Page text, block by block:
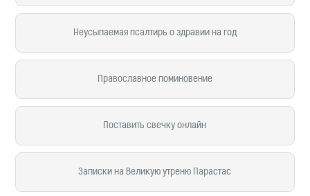
Неусыпаемая псалтирь о здравии на год
Православное поминовение
Поставить свечку онлайн
Записки на Великую утреню Парастас